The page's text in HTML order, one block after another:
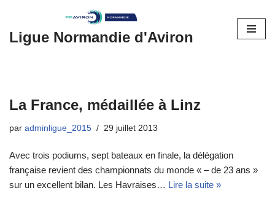
Aller
Ligue Normandie d'Aviron
La France, médaillée à Linz
par adminligue_2015 29 juillet 2013
Avec trois podiums, sept bateaux en finale, la délégation
française revient des championnats du monde « – de 23 ans »
sur un excellent bilan. Les Havraises… Lire la suite »